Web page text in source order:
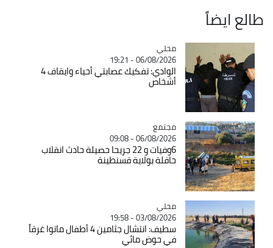
طالع ايضاً
Catégorie
محلي
06/08/2026 - 19:21
الوادي: تفكيك عصابتي أحياء وايقاف 4
أشخاص
Catégorie
مجتمع
06/08/2026 - 09:08
6وفيات و 22 جريحا حصيلة حادث انقلاب
حافلة بولاية قسنطينة
Catégorie
محلي
03/08/2026 - 19:58
سطيف: انتشال جثامين 4 أطفال ماتوا غرقاً
في حوض مائي